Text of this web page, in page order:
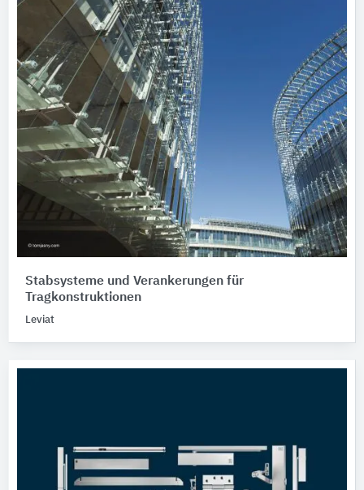
Stabsysteme und Verankerungen für
Tragkonstruktionen
Leviat